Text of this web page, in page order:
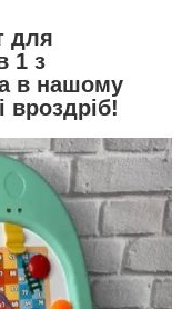
для
1 з
в нашому
вроздріб!